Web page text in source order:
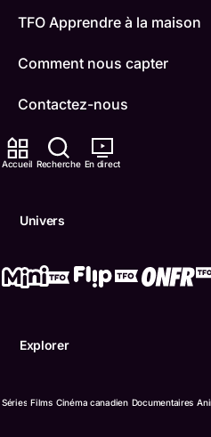
Accueil Recherche En direct
Univers
Explorer
Séries Films Cinéma canadien Documentaires
TFO Apprendre à la maison
Comment nous capter
Contactez-nous
ONFR
Boukili
Conditions d'utilisation
Confidentialité
langue française de l’Ontario